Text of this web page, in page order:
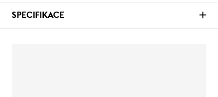
SPECIFIKACE